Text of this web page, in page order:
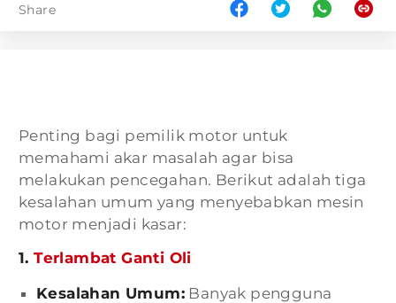
Share
Penting bagi pemilik motor untuk
memahami akar masalah agar bisa
melakukan pencegahan. Berikut adalah tiga
kesalahan umum yang menyebabkan mesin
motor menjadi kasar:
1.Terlambat Ganti Oli
Kesalahan Umum: Banyak pengguna